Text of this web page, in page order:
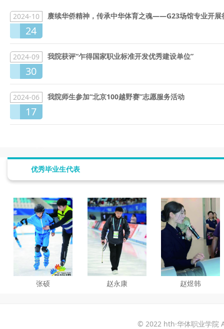
2024-10
24
赓续华侨精神，传承中华体育之魂——G23场馆专业开展
2024-09
30
我院获评“乍得国家职业标准开发优秀建设单位”
2024-06
17
我院师生参加“北京100越野赛”志愿服务活动
优秀毕业生代表
张硕 赵永康 赵煜韩
© 2022 hth·华体职业学